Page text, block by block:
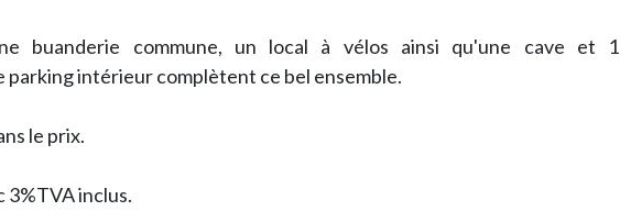
buanderie commune, un local à vélos ainsi qu'une cave et 1
parking intérieur complètent ce bel ensemble.
le prix.
3%TVA inclus.